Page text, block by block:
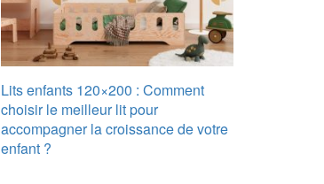
Lits enfants 120×200 : Comment
choisir le meilleur lit pour
accompagner la croissance de votre
enfant ?